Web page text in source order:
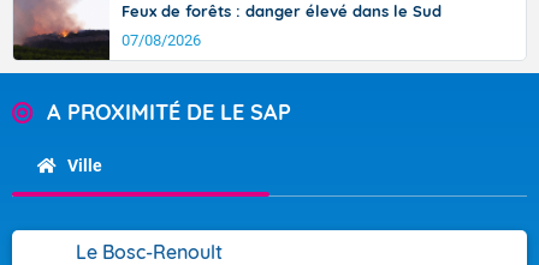
Feux de forêts : danger élevé dans le Sud
07/08/2026
A PROXIMITÉ DE LE SAP
Ville
Le Bosc-Renoult